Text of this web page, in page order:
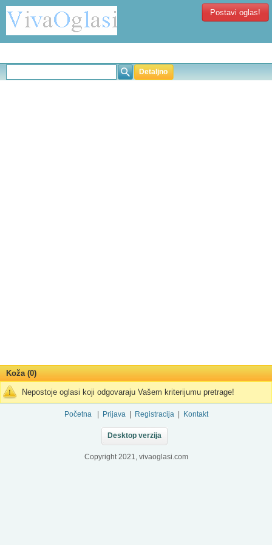
Postavi oglas!
Detaljno
Koža (0)
Nepostoje oglasi koji odgovaraju Vašem kriterijumu pretrage!
Početna Prijava Registracija Kontakt
Desktop verzija
Copyright 2021, vivaoglasi.com